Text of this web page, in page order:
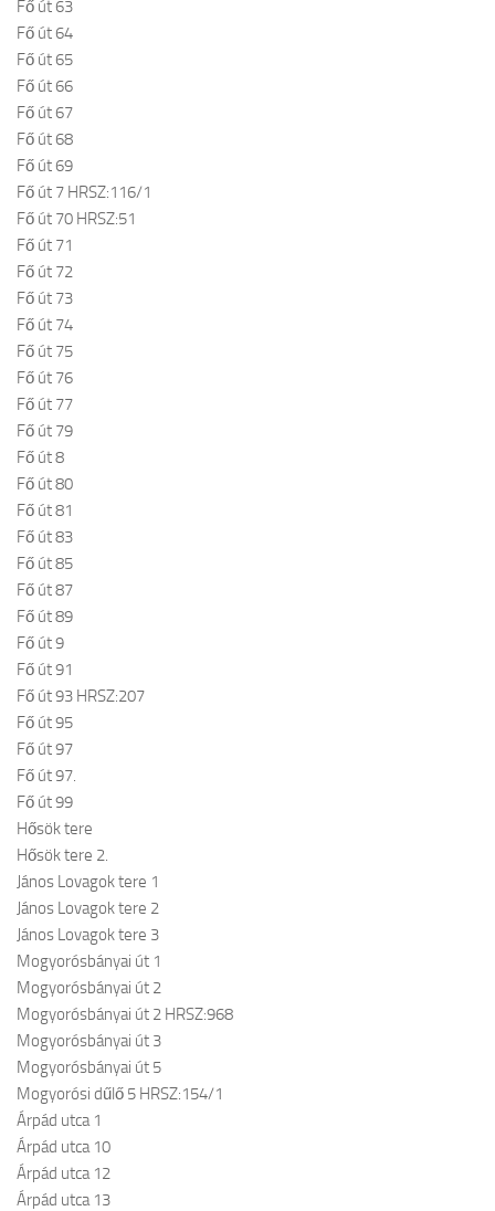
Fő út 63
Fő út 64
Fő út 65
Fő út 66
Fő út 67
Fő út 68
Fő út 69
Fő út 7 HRSZ:116/1
Fő út 70 HRSZ:51
Fő út 71
Fő út 72
Fő út 73
Fő út 74
Fő út 75
Fő út 76
Fő út 77
Fő út 79
Fő út 8
Fő út 80
Fő út 81
Fő út 83
Fő út 85
Fő út 87
Fő út 89
Fő út 9
Fő út 91
Fő út 93 HRSZ:207
Fő út 95
Fő út 97
Fő út 97.
Fő út 99
Hősök tere
Hősök tere 2.
János Lovagok tere 1
János Lovagok tere 2
János Lovagok tere 3
Mogyorósbányai út 1
Mogyorósbányai út 2
Mogyorósbányai út 2 HRSZ:968
Mogyorósbányai út 3
Mogyorósbányai út 5
Mogyorósi dűlő 5 HRSZ:154/1
Árpád utca 1
Árpád utca 10
Árpád utca 12
Árpád utca 13